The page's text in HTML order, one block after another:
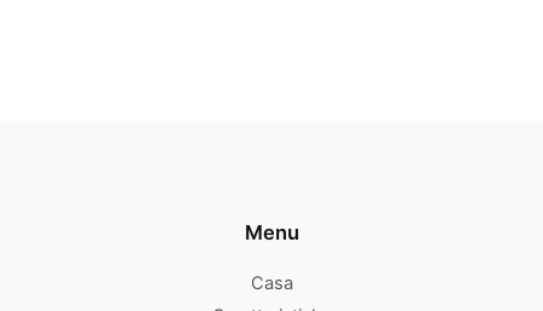
Menu
Casa